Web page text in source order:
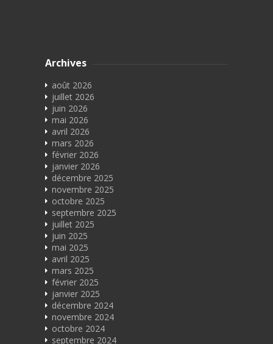
Archives
août 2026
juillet 2026
juin 2026
mai 2026
avril 2026
mars 2026
février 2026
janvier 2026
décembre 2025
novembre 2025
octobre 2025
septembre 2025
juillet 2025
juin 2025
mai 2025
avril 2025
mars 2025
février 2025
janvier 2025
décembre 2024
novembre 2024
octobre 2024
septembre 2024